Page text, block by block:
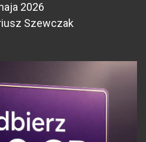
2026
Szewczak